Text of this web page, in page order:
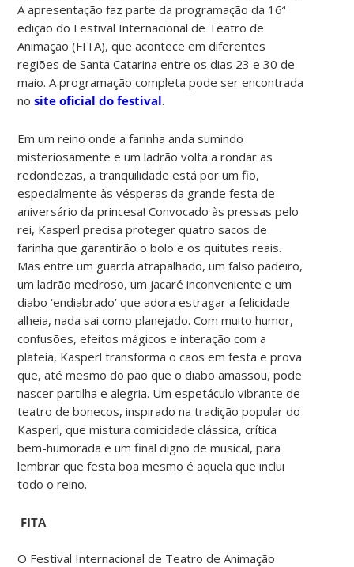
A apresentação faz parte da programação da 16ª
edição do Festival Internacional de Teatro de
Animação (FITA), que acontece em diferentes
regiões de Santa Catarina entre os dias 23 e 30 de
maio. A programação completa pode ser encontrada
nosite oficial do festival.
Em um reino onde a farinha anda sumindo
misteriosamente e um ladrão volta a rondar as
redondezas, a tranquilidade está por um fio,
especialmente às vésperas da grande festa de
aniversário da princesa! Convocado às pressas pelo
rei, Kasperl precisa proteger quatro sacos de
farinha que garantirão o bolo e os quitutes reais.
Mas entre um guarda atrapalhado, um falso padeiro,
um ladrão medroso, um jacaré inconveniente e um
diabo ‘endiabrado’ que adora estragar a felicidade
alheia, nada sai como planejado. Com muito humor,
confusões, efeitos mágicos e interação com a
plateia, Kasperl transforma o caos em festa e prova
que, até mesmo do pão que o diabo amassou, pode
nascer partilha e alegria. Um espetáculo vibrante de
teatro de bonecos, inspirado na tradição popular do
Kasperl, que mistura comicidade clássica, crítica
bem-humorada e um final digno de musical, para
lembrar que festa boa mesmo é aquela que inclui
todo o reino.
FITA
O Festival Internacional de Teatro de Animação